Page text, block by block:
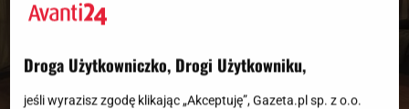
Droga Użytkowniczko, Drogi Użytkowniku,
jeśli wyrazisz zgodę klikając „Akceptuję”, Gazeta.pl sp. z o.o.